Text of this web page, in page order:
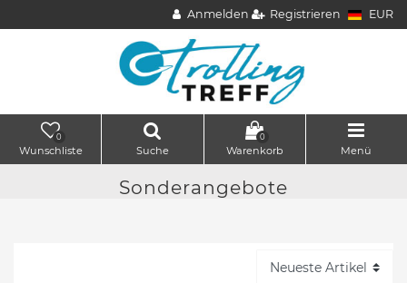
Anmelden Registrieren EUR
0
Wunschliste Suche
0
Warenkorb Menü
Sonderangebote